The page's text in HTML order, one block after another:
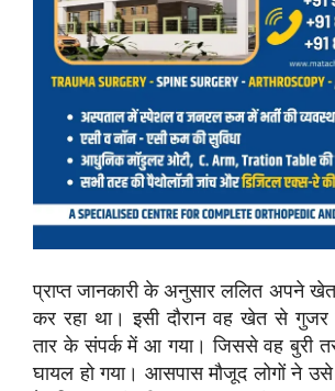
प्राप्त जानकारी के अनुसार ललित अपने
कर रहा था। इसी दौरान वह खेत से
तार के संपर्क में आ गया। जिससे वह बुरी
घायल हो गया। आसपास मौजूद लोगों ने